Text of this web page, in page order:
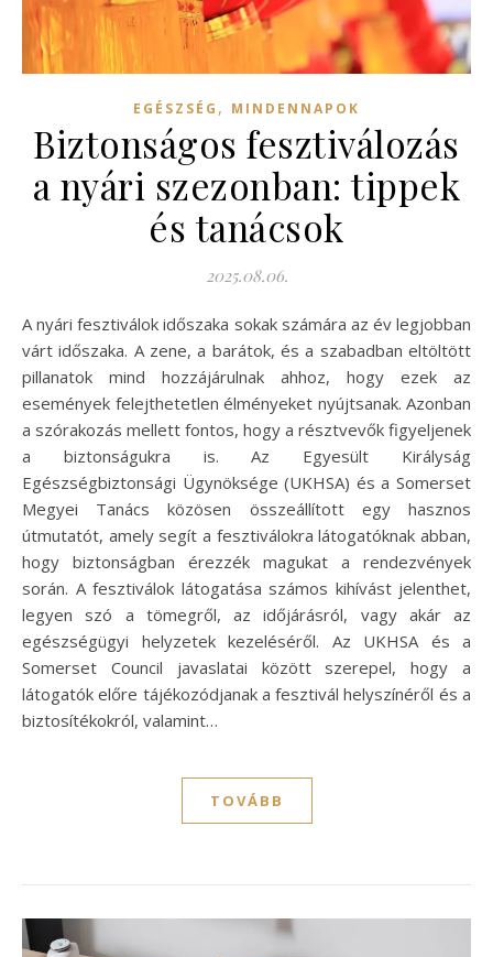
EGÉSZSÉG , MINDENNAPOK
Biztonságos fesztiválozás
a nyári szezonban: tippek
és tanácsok
2025.08.06.
A nyári fesztiválok időszaka sokak számára az év legjobban
várt időszaka. A zene, a barátok, és a szabadban eltöltött
pillanatok mind hozzájárulnak ahhoz, hogy ezek az
események felejthetetlen élményeket nyújtsanak. Azonban
a szórakozás mellett fontos, hogy a résztvevők figyeljenek
a biztonságukra is. Az Egyesült Királyság
Egészségbiztonsági Ügynöksége (UKHSA) és a Somerset
Megyei Tanács közösen összeállított egy hasznos
útmutatót, amely segít a fesztiválokra látogatóknak abban,
hogy biztonságban érezzék magukat a rendezvények
során. A fesztiválok látogatása számos kihívást jelenthet,
legyen szó a tömegről, az időjárásról, vagy akár az
egészségügyi helyzetek kezeléséről. Az UKHSA és a
Somerset Council javaslatai között szerepel, hogy a
látogatók előre tájékozódjanak a fesztivál helyszínéről és a
biztosítékokról, valamint…
TOVÁBB